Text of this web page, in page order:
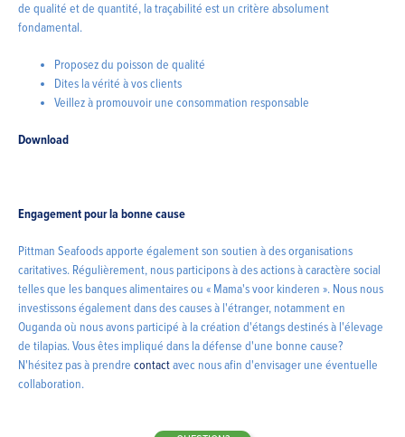
de qualité et de quantité, la traçabilité est un critère absolument
fondamental.
Proposez du poisson de qualité
Dites la vérité à vos clients
Veillez à promouvoir une consommation responsable
Download
Engagement pour la bonne cause
Pittman Seafoods apporte également son soutien à des organisations
caritatives. Régulièrement, nous participons à des actions à caractère social
telles que les banques alimentaires ou « Mama's voor kinderen ». Nous nous
investissons également dans des causes à l'étranger, notamment en
Ouganda où nous avons participé à la création d'étangs destinés à l'élevage
de tilapias. Vous êtes impliqué dans la défense d'une bonne cause?
N'hésitez pas à prendre contactavec nous afin d'envisager une éventuelle
collaboration.